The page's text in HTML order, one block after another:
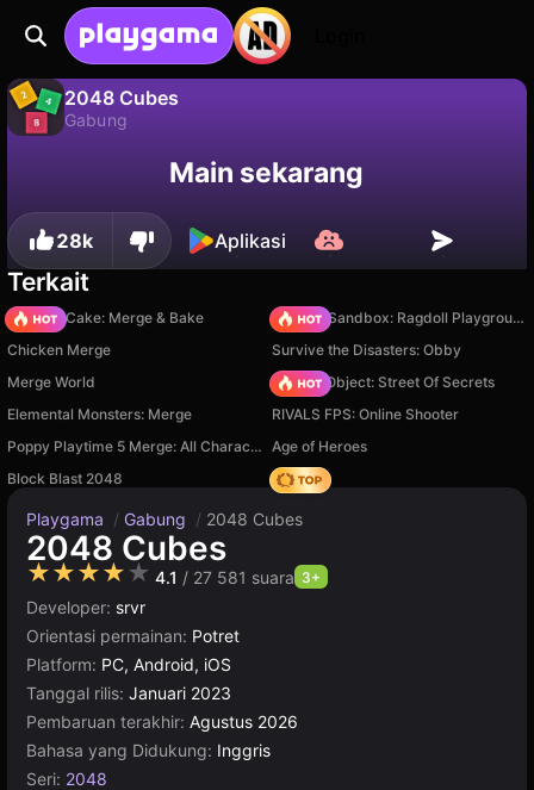
2048 Cubes
Gabung
Simpan progresnya!
Main sekarang
28k Aplikasi
Terkait
Piece of Cake: Merge & Bake
Sprunki Sandbox: Ragdoll Playground Mode
Chicken Merge
Survive the Disasters: Obby
Merge World
Hidden Object: Street Of Secrets
Elemental Monsters: Merge
RIVALS FPS: Online Shooter
Poppy Playtime 5 Merge: All Characters Age of Heroes
Block Blast 2048
Hedgies
Playgama / Gabung / 2048 Cubes
2048 Cubes
★★★★★ 4.1 / 27 581 suara 3+
Developer: srvr
Orientasi permainan: Potret
Platform: PC, Android, iOS
Tanggal rilis: Januari 2023
Pembaruan terakhir: Agustus 2026
Bahasa yang Didukung: Inggris
Seri: 2048